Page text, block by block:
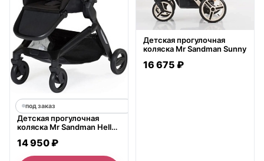
под заказ
Детская прогулочная
коляска Mr Sandman Helle
14 950 ₽
Детская прогулочная
коляска Mr Sandman Sunny
16 675 ₽